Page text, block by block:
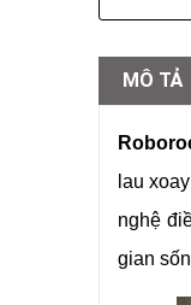
MÔ TẢ
lau
nghệ
gian